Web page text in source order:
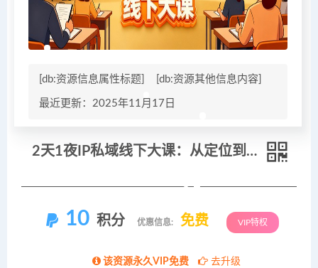
[db:资源信息属性标题] [db:资源其他信息内容]
最近更新：2025年11月17日
2天1夜IP私域线下大课：从定位到私域变现，拆解全链路落地方法论
10 积分 优惠信息: 免费 VIP特权
该资源永久VIP免费 去升级